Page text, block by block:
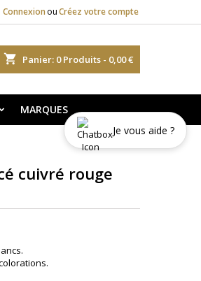
Connexion ouCréez votre compte
shopping_cart Panier: 0Produits - 0,00 €
MARQUES
cuivré rouge
Je vous aide ?